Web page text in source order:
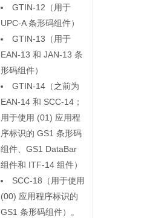
GTIN-12（用于
UPC-A 条形码组件）
GTIN-13（用于
EAN-13 和 JAN-13 条
形码组件）
GTIN-14（之前为
EAN-14 和 SCC-14；
用于使用 (01) 应用程
序标识的 GS1 条形码
组件、GS1 DataBar
组件和 ITF-14 组件）
SCC-18（用于使用
(00) 应用程序标识的
GS1 条形码组件）。